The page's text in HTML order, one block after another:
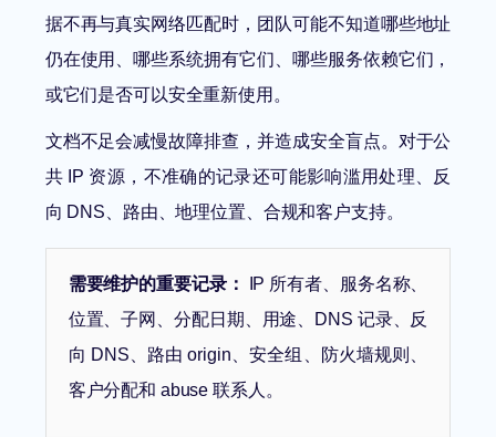
据不再与真实网络匹配时，团队可能不知道哪些地址
仍在使用、哪些系统拥有它们、哪些服务依赖它们，
或它们是否可以安全重新使用。
文档不足会减慢故障排查，并造成安全盲点。对于公
共 IP 资源，不准确的记录还可能影响滥用处理、反
向 DNS、路由、地理位置、合规和客户支持。
需要维护的重要记录：
IP 所有者、服务名称、
位置、子网、分配日期、用途、DNS 记录、反
向 DNS、路由 origin、安全组、防火墙规则、
客户分配和 abuse 联系人。